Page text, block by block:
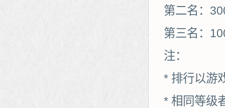
第二名：
第三名：
注：
* 排行以游
* 相同等级